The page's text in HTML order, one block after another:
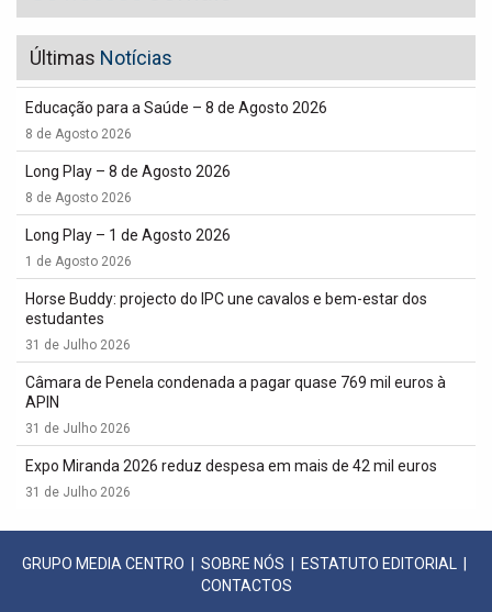
Últimas Notícias
Educação para a Saúde – 8 de Agosto 2026
8 de Agosto 2026
Long Play – 8 de Agosto 2026
8 de Agosto 2026
Long Play – 1 de Agosto 2026
1 de Agosto 2026
Horse Buddy: projecto do IPC une cavalos e bem-estar dos
estudantes
31 de Julho 2026
Câmara de Penela condenada a pagar quase 769 mil euros à
APIN
31 de Julho 2026
Expo Miranda 2026 reduz despesa em mais de 42 mil euros
31 de Julho 2026
GRUPO MEDIA CENTRO SOBRE NÓS ESTATUTO EDITORIAL
CONTACTOS